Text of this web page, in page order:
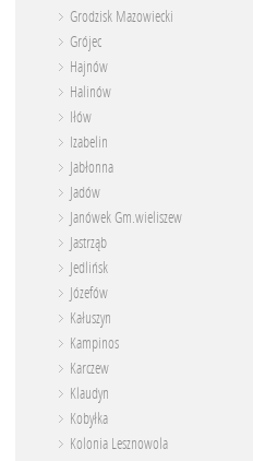
Grodzisk Mazowiecki
Grójec
Hajnów
Halinów
Iłów
Izabelin
Jabłonna
Jadów
Janówek Gm.wieliszew
Jastrząb
Jedlińsk
Józefów
Kałuszyn
Kampinos
Karczew
Klaudyn
Kobyłka
Kolonia Lesznowola